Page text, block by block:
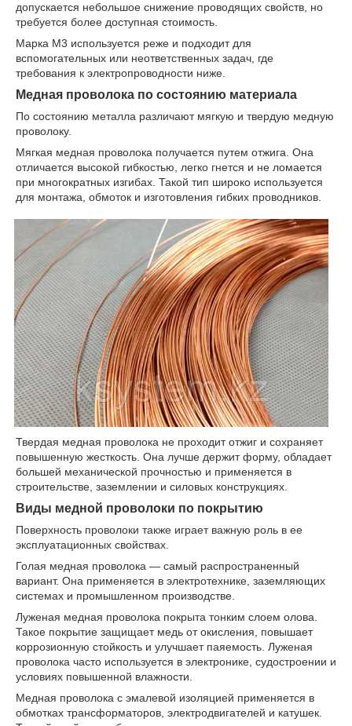
допускается небольшое снижение проводящих свойств, но
требуется более доступная стоимость.
Марка М3 используется реже и подходит для
вспомогательных или неответственных задач, где
требования к электропроводности ниже.
Медная проволока по состоянию материала
По состоянию металла различают мягкую и твердую медную
проволоку.
Мягкая медная проволока получается путем отжига. Она
отличается высокой гибкостью, легко гнется и не ломается
при многократных изгибах. Такой тип широко используется
для монтажа, обмоток и изготовления гибких проводников.
Твердая медная проволока не проходит отжиг и сохраняет
повышенную жесткость. Она лучше держит форму, обладает
большей механической прочностью и применяется в
строительстве, заземлении и силовых конструкциях.
Виды медной проволоки по покрытию
Поверхность проволоки также играет важную роль в ее
эксплуатационных свойствах.
Голая медная проволока — самый распространенный
вариант. Она применяется в электротехнике, заземляющих
системах и промышленном производстве.
Луженая медная проволока покрыта тонким слоем олова.
Такое покрытие защищает медь от окисления, повышает
коррозионную стойкость и улучшает паяемость. Луженая
проволока часто используется в электронике, судостроении и
условиях повышенной влажности.
Медная проволока с эмалевой изоляцией применяется в
обмотках трансформаторов, электродвигателей и катушек.